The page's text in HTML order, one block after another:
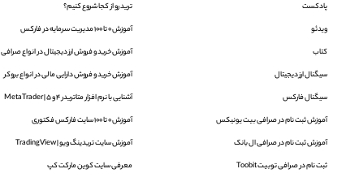
پادکست
ویدئو
کتاب
سیگنال ارز دیجیتال
سیگنال فارکس
آموزش ثبت نام در صرافی بیت یونیکس
آموزش ثبت نام در صرافی ال بانک
ثبت نام در صرافی توبیت Toobit
ترید رو از کجا شروع کنیم؟
آموزش 0 تا 100 مدیریت سرمایه در فارکس
آموزش خرید و فروش ارز دیجیتال در انواع صرافی
آموزش خرید و فروش دارایی مالی در انواع بروکر
آشنایی با نرم افزار متاتریدر 4 و 5 | MetaTrader
آموزش 0 تا 100 سایت فارکس فکتوری
آموزش سایت تریدینگ ویو | TradingView
معرفی سایت کوین مارکت کپ